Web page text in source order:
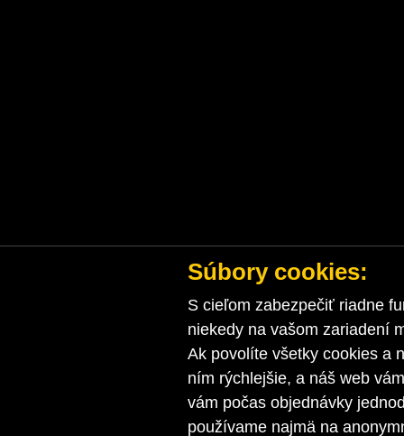
Súbory cookies:
S cieľom zabezpečiť riadne
niekedy na vašom zariadení
Ak povolíte všetky cookies a
ním rýchlejšie, a náš web
vám počas objednávky
používame najmä na